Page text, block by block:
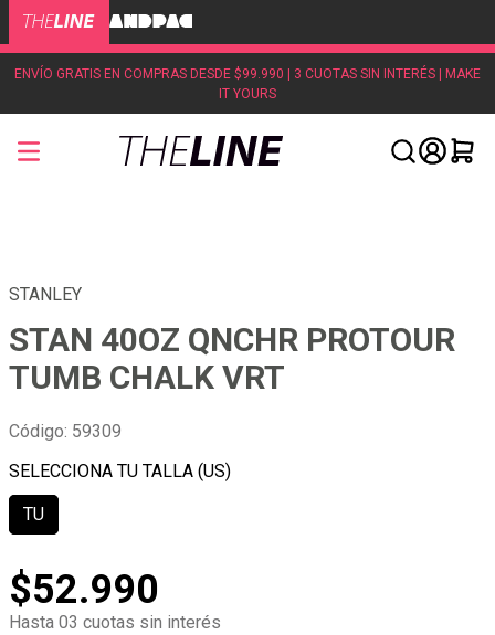
ENVÍO GRATIS EN COMPRAS DESDE $99.990 | 3 CUOTAS SIN INTERÉS | MAKE
IT YOURS
STANLEY
STAN 40OZ QNCHR PROTOUR
TUMB CHALK VRT
Código: 59309
TU
$52.990
Hasta 03 cuotas sin interés